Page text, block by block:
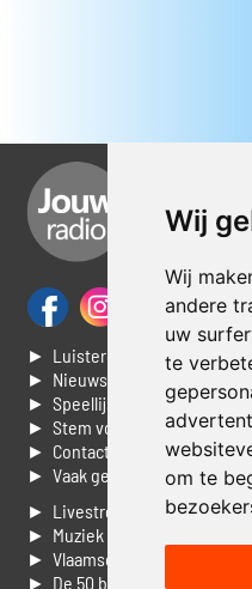
Wij
Wij
andere
uw
te
om te
► Luisteren naar Jouwradio
► Nieuws
► Speellijst
► Stem voor de Dag top 3
► Contacteer ons
► Vaak gestelde vragen
► Livestream informatie
► Muziek opzoeken
► Vlaamse 100 Aller tijden
► De 50 beste van...